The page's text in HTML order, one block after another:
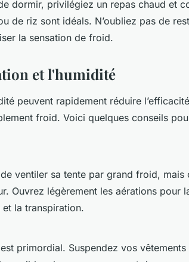
dormir, privilégiez un repas chaud et
de riz sont idéals. N’oubliez pas de
la sensation de froid.
et l'humidité
peuvent rapidement réduire
froid. Voici quelques conseils
ventiler sa tente par grand froid, mais
Ouvrez légèrement les aérations pour
la transpiration.
primordial. Suspendez vos vêtements